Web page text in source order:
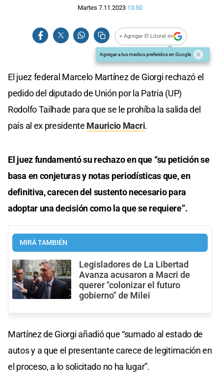
Martes 7.11.2023 13:50
+ Agregar El Litoral en
Agregar a tus medios preferidos en Google
El juez federal Marcelo Martínez de Giorgi rechazó el
pedido del diputado de Unión por la Patria (UP)
Rodolfo Tailhade para que se le prohíba la salida del
país al ex presidente Mauricio Macri.
El juez fundamentó su rechazo en que “su petición se
basa en conjeturas y notas periodísticas que, en
definitiva, carecen del sustento necesario para
adoptar una decisión como la que se requiere”.
MIRÁ TAMBIÉN
Legisladores de La Libertad
Avanza acusaron a Macri de
querer "colonizar el futuro
gobierno" de Milei
Martínez de Giorgi añadió que “sumado al estado de
autos y a que el presentante carece de legitimación en
el proceso, a lo solicitado no ha lugar”.